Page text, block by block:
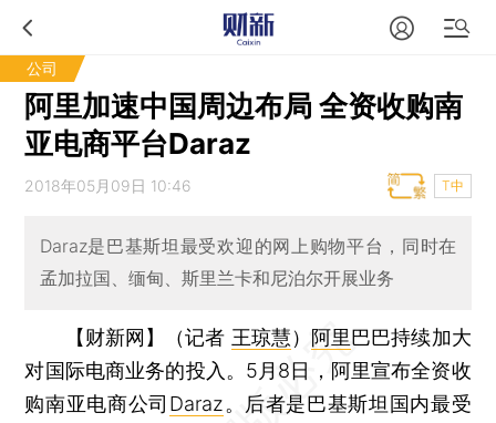
公司
阿里加速中国周边布局 全资收购南
亚电商平台Daraz
2018年05月09日 10:46 T中
Daraz是巴基斯坦最受欢迎的网上购物平台，同时在
孟加拉国、缅甸、斯里兰卡和尼泊尔开展业务
【财新网】（记者 王琼慧） 阿里巴巴持续加大
对国际电商业务的投入。5月8日，阿里宣布全资收
购南亚电商公司 Daraz。后者是巴基斯坦国内最受